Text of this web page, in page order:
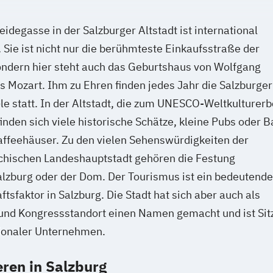
in der Salzburger Altstadt ist international
Sie ist nicht nur die berühmteste Einkaufsstraße der
hier steht auch das Geburtshaus von Wolfgang
Mozart. Ihm zu Ehren finden jedes Jahr die Salzburger
statt. In der Altstadt, die zum UNESCO-
sich viele historische Schätze, kleine Pubs oder
Zu den vielen Sehenswürdigkeiten der
Landeshauptstadt gehören die Festung
oder der Dom. Der Tourismus ist ein
in Salzburg. Die Stadt hat sich aber auch als
Kongressstandort einen Namen gemacht und ist
Unternehmen.
in Salzburg